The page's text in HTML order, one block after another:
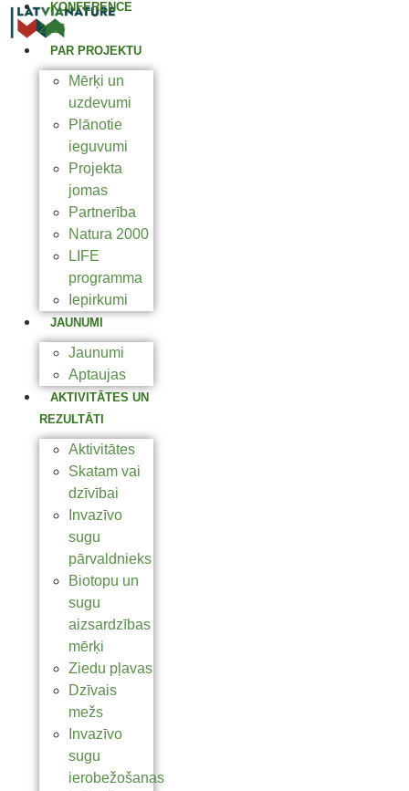
KONFERENCE
2025
PAR PROJEKTU
Mērķi un
uzdevumi
Plānotie
ieguvumi
Projekta
jomas
Partnerība
Natura 2000
LIFE
programma
Iepirkumi
JAUNUMI
Jaunumi
Aptaujas
AKTIVITĀTES UN
REZULTĀTI
Aktivitātes
Skatam vai
dzīvībai
Invazīvo
sugu
pārvaldnieks
Biotopu un
sugu
aizsardzības
mērķi
Ziedu pļavas
Dzīvais
mežs
Invazīvo
sugu
ierobežošanas